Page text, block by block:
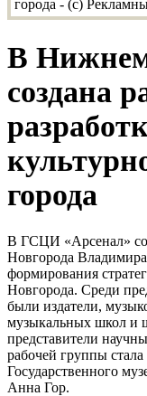
В Нижнем
создана
города
В ГСЦИ «Арсенал»
Новгорода
формирования
Новгорода. Среди
были издатели,
музыкальных школ и
представители
рабочей группы
Государственного
Анна Гор.